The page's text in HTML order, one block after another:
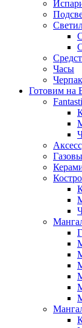
Часы
Готовим на